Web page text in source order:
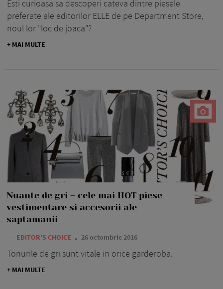
Esti curioasa sa descoperi cateva dintre piesele
preferate ale editorilor ELLE de pe Department Store,
noul lor "loc de joaca"?
+ MAI MULTE
Nuante de gri – cele mai HOT piese
vestimentare si accesorii ale
saptamanii
— EDITOR’S CHOICE 26 octombrie 2016
Tonurile de gri sunt vitale in orice garderoba.
+ MAI MULTE